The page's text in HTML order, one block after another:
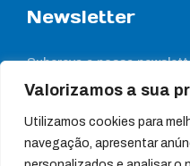
Valorizamos a sua
Utilizamos cookies para
navegação, apresentar
Newsletter
Subcreva a nossa
notícias